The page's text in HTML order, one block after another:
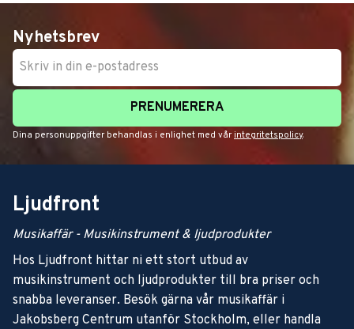
Nyhetsbrev
PRENUMERERA
Dina personuppgifter behandlas i enlighet med vår integritetspolicy.
Ljudfront
Musikaffär - Musikinstrument & ljudprodukter
Hos Ljudfront hittar ni ett stort utbud av
musikinstrument och ljudprodukter till bra priser och
snabba leveranser. Besök gärna vår musikaffär i
Jakobsberg Centrum utanför Stockholm, eller handla